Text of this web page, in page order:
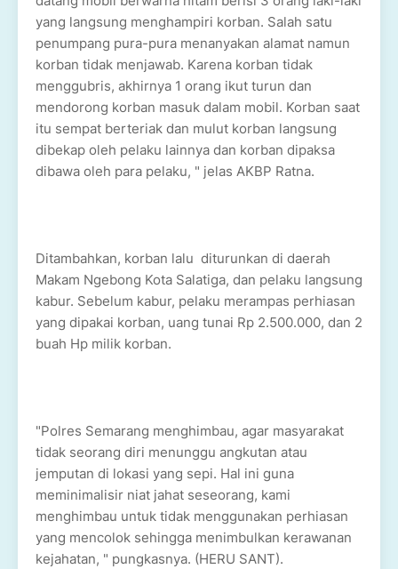
yang langsung menghampiri korban. Salah satu
penumpang pura-pura menanyakan alamat namun
korban tidak menjawab. Karena korban tidak
menggubris, akhirnya 1 orang ikut turun dan
mendorong korban masuk dalam mobil. Korban saat
itu sempat berteriak dan mulut korban langsung
dibekap oleh pelaku lainnya dan korban dipaksa
dibawa oleh para pelaku, " jelas AKBP Ratna.
Ditambahkan, korban lalu diturunkan di daerah
Makam Ngebong Kota Salatiga, dan pelaku langsung
kabur. Sebelum kabur, pelaku merampas perhiasan
yang dipakai korban, uang tunai Rp 2.500.000, dan 2
buah Hp milik korban.
"Polres Semarang menghimbau, agar masyarakat
tidak seorang diri menunggu angkutan atau
jemputan di lokasi yang sepi. Hal ini guna
meminimalisir niat jahat seseorang, kami
menghimbau untuk tidak menggunakan perhiasan
yang mencolok sehingga menimbulkan kerawanan
kejahatan, " pungkasnya. (HERU SANT).